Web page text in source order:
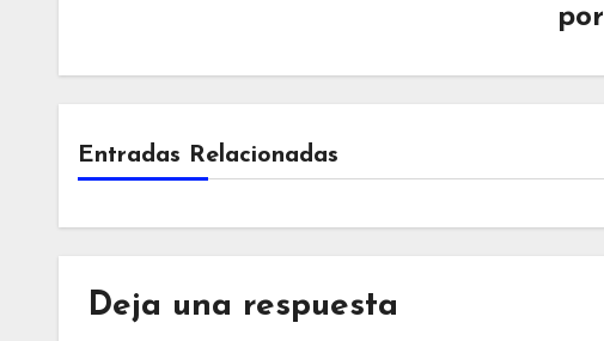
por
Entradas Relacionadas
Deja una respuesta